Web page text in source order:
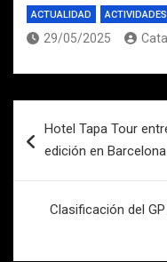
ACTUALIDAD ACTIVIDADES
29/05/2025
de
Hotel Tapa Tour
edición en Barcelona
Clasificación del